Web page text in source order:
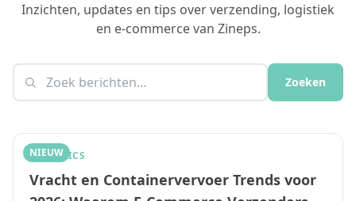
Inzichten, updates en tips over verzending, logistiek
en e-commerce van Zineps.
Zoeken
NIEUW
LOGISTICS
Vracht en Containervervoer Trends voor